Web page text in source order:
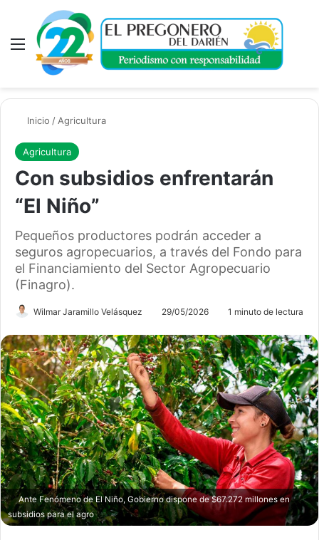
Menú
Inicio / Agricultura
Agricultura
Con subsidios enfrentarán
“El Niño”
Pequeños productores podrán acceder a
seguros agropecuarios, a través del Fondo para
el Financiamiento del Sector Agropecuario
(Finagro).
Wilmar Jaramillo Velásquez 29/05/2026 1 minuto de lectura
Ante Fenómeno de El Niño, Gobierno dispone de $67.272 millones en
subsidios para el agro